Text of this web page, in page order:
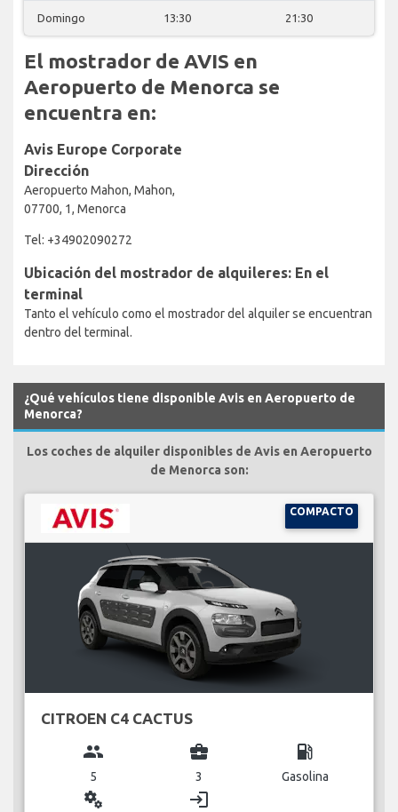
Domingo 13:30 21:30
El mostrador de AVIS en
Aeropuerto de Menorca se
encuentra en:
Avis Europe Corporate
Dirección
Aeropuerto Mahon, Mahon,
07700, 1, Menorca
Tel: +34902090272
Ubicación del mostrador de alquileres: En el
terminal
Tanto el vehículo como el mostrador del alquiler se encuentran
dentro del terminal.
¿Qué vehículos tiene disponible Avis en Aeropuerto de
Menorca?
Los coches de alquiler disponibles de Avis en Aeropuerto
de Menorca son:
COMPACTO
CITROEN C4 CACTUS
group
5
business_center
3
local_gas_station
Gasolina
miscellaneous_services login